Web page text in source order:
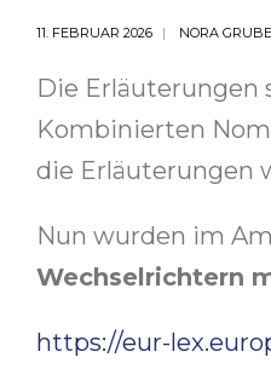
11. FEBRUAR 2026 NORA
Die Erläuterungen
Kombinierten
die Erläuterungen
Nun wurden im
Wechselrichtern
https://eur-